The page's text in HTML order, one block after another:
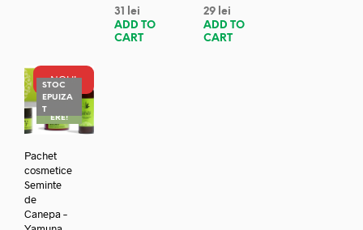
31
lei
ADD TO
CART
29 lei
ADD TO
CART
NOU!
STOC
EPUIZA
TREDUC
ERE!
Pachet
cosmetice
Seminte
de
Canepa –